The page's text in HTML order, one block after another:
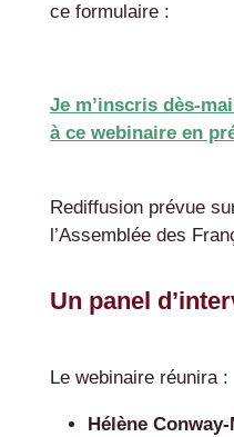
ce formulaire :
Je m’inscris dès-
à ce webinaire en
Rediffusion prévue
l’Assemblée des
Un panel
Le webinaire réunira :
Hélène